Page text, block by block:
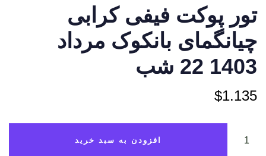
تور پوکت فیفی کرابی
چیانگمای بانکوک مرداد
1403 22 شب
$1.135
افزودن به سبد خرید